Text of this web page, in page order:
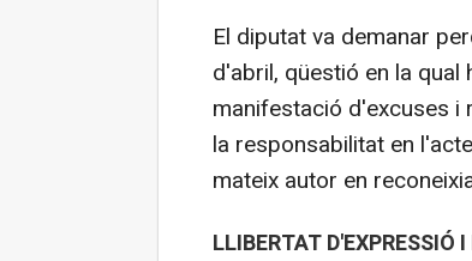
El diputat va demanar
d'abril, qüestió en la
manifestació d'excuses i
la responsabilitat en
mateix autor en
LLIBERTAT D'EXPRESSIÓ